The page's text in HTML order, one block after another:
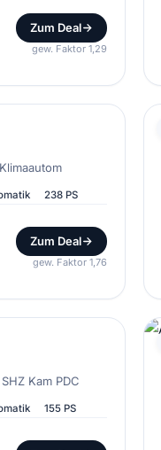
Zum Deal
gew. Faktor 1,29
238 PS
Zum Deal
gew. Faktor 1,76
Kam PDC
155 PS